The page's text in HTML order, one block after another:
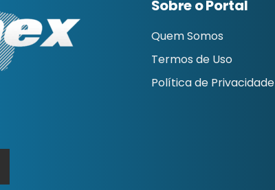
Sobre o Portal
Quem Somos
Termos de Uso
Política de Privacidade